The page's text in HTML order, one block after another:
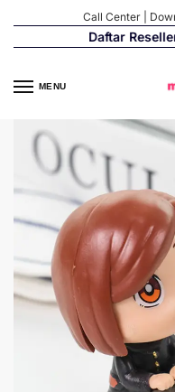
Call Center
Daftar Reseller
MENU